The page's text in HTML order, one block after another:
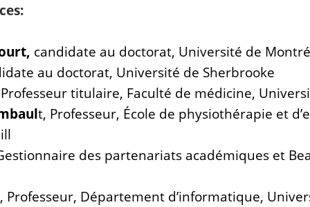
candidate au doctorat, Université de
au doctorat, Université de Sherbrooke
titulaire, Faculté de médicine,
t, Professeur, École de physiothérapie et
des partenariats académiques et
, Professeur, Département d’informatique,